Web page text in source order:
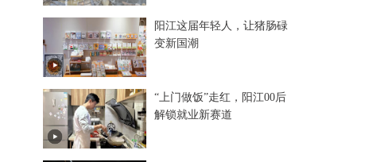
阳江这届年轻人，让猪肠碌
变新国潮
“上门做饭”走红，阳江00后
解锁就业新赛道